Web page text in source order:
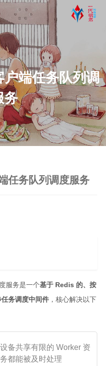
端任务队列调
务
任务队列调度服务
服务是一个基于 Redis 的、按
务调度中间件，核心解决以下
备共享有限的 Worker 资
都能被及时处理